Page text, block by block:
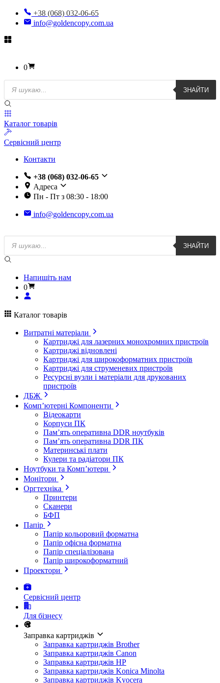
+38 (068) 032-06-65
info@goldencopy.com.ua
0
Пошук
товарів
ЗНАЙТИ
Каталог товарів
Сервісний центр
Контакти
+38 (068) 032-06-65
Адреса
Пн - Пт з 08:30 - 18:00
info@goldencopy.com.ua
Пошук
товарів
ЗНАЙТИ
Напишіть нам
0
Каталог товарів
Витратні матеріали
Картриджі для лазерних монохромних пристроїв
Картриджі відновлені
Картриджі для широкоформатних пристроїв
Картриджі для струменевих пристроїв
Ресурсні вузли і матеріали для друкованих
пристроїв
ДБЖ
Комп’ютерні Компоненти
Відеокарти
Корпуси ПК
Пам’ять оперативна DDR ноутбуків
Пам’ять оперативна DDR ПК
Материнські плати
Кулери та радіатори ПК
Ноутбуки та Комп’ютери
Монітори
Оргтехніка
Принтери
Сканери
БФП
Папір
Папір кольоровий форматна
Папір офісна форматна
Папір спеціалізована
Папір широкоформатний
Проектори
Сервісний центр
Для бізнесу
Заправка картриджів
Заправка картриджів Brother
Заправка картриджів Canon
Заправка картриджів HP
Заправка картриджів Konica Minolta
Заправка картриджів Kyocera